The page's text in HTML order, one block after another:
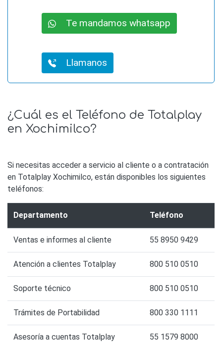
Te mandamos whatsapp
Llamanos
¿Cuál es el Teléfono de Totalplay
en Xochimilco?
Si necesitas acceder a servicio al cliente o a contratación
en Totalplay Xochimilco, están disponibles los siguientes
teléfonos:
Departamento Teléfono
Ventas e informes al cliente 55 8950 9429
Atención a clientes Totalplay 800 510 0510
Soporte técnico 800 510 0510
Trámites de Portabilidad 800 330 1111
Asesoría a cuentas Totalplay 55 1579 8000